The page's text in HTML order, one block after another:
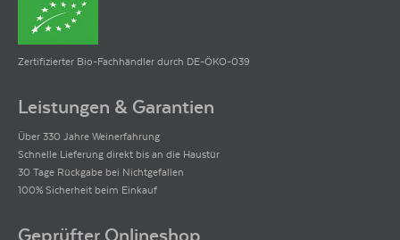
Zertifizierter Bio-Fachhändler durch DE-ÖKO-039
Leistungen & Garantien
Über 330 Jahre Weinerfahrung
Schnelle Lieferung direkt bis an die Haustür
30 Tage Rückgabe bei Nichtgefallen
100% Sicherheit beim Einkauf
Geprüfter Onlineshop